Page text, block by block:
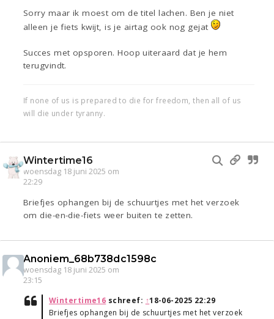
Sorry maar ik moest om de titel lachen. Ben je niet
alleen je fiets kwijt, is je airtag ook nog gejat
Succes met opsporen. Hoop uiteraard dat je hem
terugvindt.
If none of us is prepared to die for freedom, then all of us
will die under tyranny.
Wintertime16
woensdag 18 juni 2025 om
22:29
Briefjes ophangen bij de schuurtjes met het verzoek
om die-en-die-fiets weer buiten te zetten.
Anoniem_68b738dc1598c
woensdag 18 juni 2025 om
23:15
Wintertime16 schreef: ↑18-06-2025 22:29
Briefjes ophangen bij de schuurtjes met het verzoek